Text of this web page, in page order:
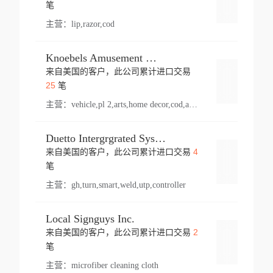
笔
主营： lip,razor,cod
Knoebels Amusement Resort
来自美国的客户，此公司累计进口交易
25笔
主营： vehicle,pl 2,arts,home decor,cod,amusement ride,sea
Duetto Intergrgrated Systems Inc.
来自美国的客户，此公司累计进口交易 4
笔
主营： gh,turn,smart,weld,utp,controller
Local Signguys Inc.
来自美国的客户，此公司累计进口交易 2
笔
主营： microfiber cleaning cloth